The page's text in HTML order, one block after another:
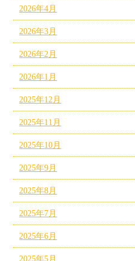
2026年4月
2026年3月
2026年2月
2026年1月
2025年12月
2025年11月
2025年10月
2025年9月
2025年8月
2025年7月
2025年6月
2025年5月